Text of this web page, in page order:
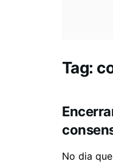
Tag:
No dia